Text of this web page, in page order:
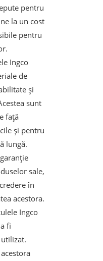
pentru
la un cost
pentru
Ingco
de
și
sunt
față
și pentru
lungă.
sale,
în
acestora.
Ingco
fi